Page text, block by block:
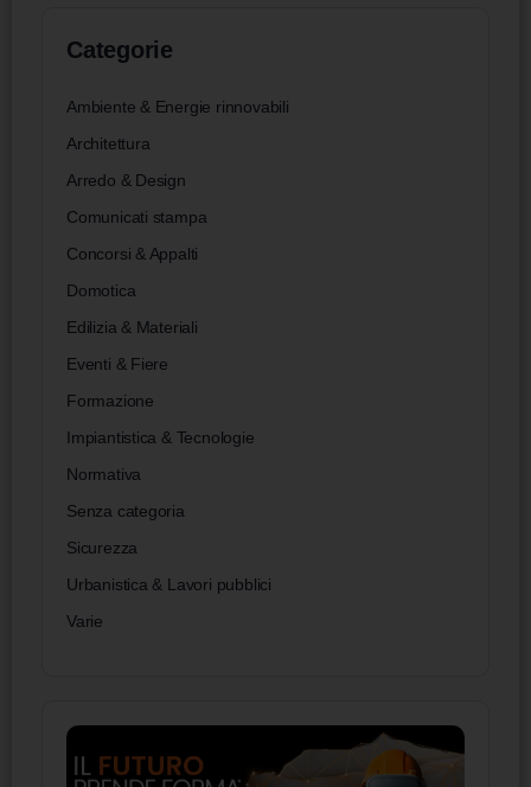
Categorie
Ambiente & Energie rinnovabili
Architettura
Arredo & Design
Comunicati stampa
Concorsi & Appalti
Domotica
Edilizia & Materiali
Eventi & Fiere
Formazione
Impiantistica & Tecnologie
Normativa
Senza categoria
Sicurezza
Urbanistica & Lavori pubblici
Varie